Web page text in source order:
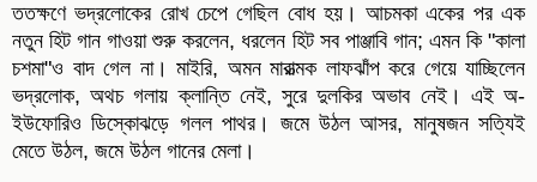
ততক্ষণে ভদ্রলোকের রোখ চেপে গেছিল বোধ হয়। আচমকা একের পর এক
নতুন হিট গান গাওয়া শুরু করলেন, ধরলেন হিট সব পাঞ্জাবি গান; এমন কি "কালা
চশমা"ও বাদ গেল না। মাইরি, অমন মারাত্মক লাফঝাঁপ করে গেয়ে যাচ্ছিলেন
ভদ্রলোক, অথচ গলায় ক্লান্তি নেই, সুরে দুলকির অভাব নেই। এই অ-
ইউফোরিও ডিস্কোঝড়ে গলল পাথর। জমে উঠল আসর, মানুষজন সত্যিই
মেতে উঠল, জমে উঠল গানের মেলা।